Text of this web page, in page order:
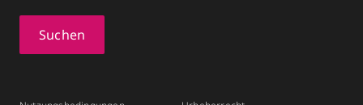
Suchen